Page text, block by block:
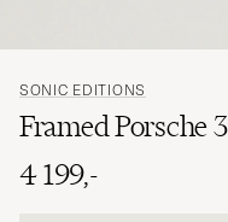
SONIC EDITIONS
Framed Porsche
4 199,-